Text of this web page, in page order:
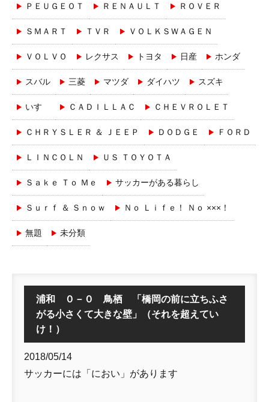
ＰＥＵＧＥＯＴ ＲＥＮＡＵＬＴ ＲＯＶＥＲ
ＳＭＡＲＴ ＴＶＲ ＶＯＬＫＳＷＡＧＥＮ
ＶＯＬＶＯ レクサス トヨタ 日産 ホンダ
スバル 三菱 マツダ ダイハツ スズキ
いすゞ ＣＡＤＩＬＬＡＣ ＣＨＥＶＲＯＬＥＴ
ＣＨＲＹＳＬＥＲ ＆ ＪＥＥＰ ＤＯＤＧＥ ＦＯＲＤ
ＬＩＮＣＯＬＮ ＵＳ ＴＯＹＯＴＡ
Ｓａｋｅ Ｔｏ Ｍｅ サッカーがある暮らし
Ｓｕｒｆ ＆ Ｓｎｏｗ Ｎｏ Ｌｉｆｅ！ Ｎｏ ×××！
無題 未分類
浦和 ０－０ 鳥栖 「橋岡の前に立ちふさ
がる小さくて大きな壁」（それを超えてい
け！）
2018/05/14
サッカーには「におい」があります